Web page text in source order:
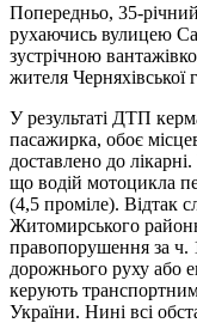
Попередньо, 35-
рухаючись вулицею
зустрічною
жителя Черняхівської
У результаті ДТП
пасажирка, обоє
доставлено до
що водій мотоцикла
(4,5 проміле). Відтак
Житомирського
правопорушення за ч.
дорожнього руху або
керують
України. Нині всі